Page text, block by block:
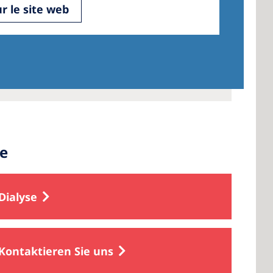
le site web
Sie uns